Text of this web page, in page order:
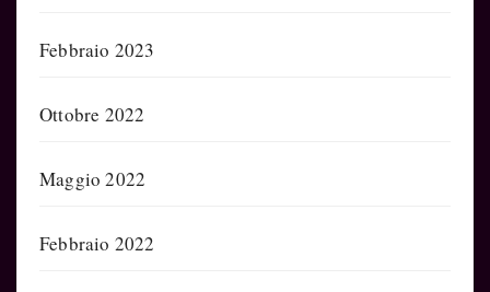
Febbraio 2023
Ottobre 2022
Maggio 2022
Febbraio 2022